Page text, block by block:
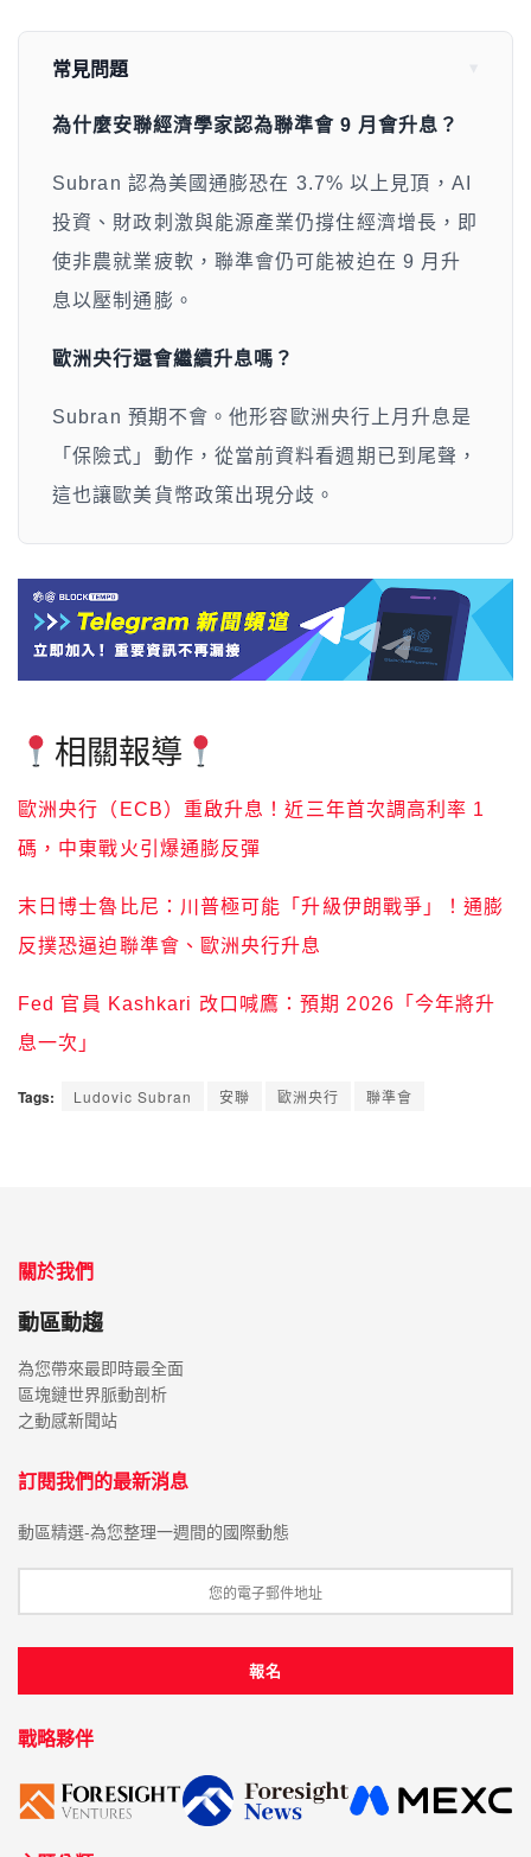
常見問題
為什麼安聯經濟學家認為聯準會 9 月會升息？
Subran 認為美國通膨恐在 3.7% 以上見頂，AI
投資、財政刺激與能源產業仍撐住經濟增長，即
使非農就業疲軟，聯準會仍可能被迫在 9 月升
息以壓制通膨。
歐洲央行還會繼續升息嗎？
Subran 預期不會。他形容歐洲央行上月升息是
「保險式」動作，從當前資料看週期已到尾聲，
這也讓歐美貨幣政策出現分歧。
相關報導
歐洲央行（ECB）重啟升息！近三年首次調高利率 1
碼，中東戰火引爆通膨反彈
末日博士魯比尼：川普極可能「升級伊朗戰爭」！通膨
反撲恐逼迫聯準會、歐洲央行升息
Fed 官員 Kashkari 改口喊鷹：預期 2026「今年將升
息一次」
Tags: Ludovic Subran 安聯 歐洲央行 聯準會
關於我們
動區動趨
為您帶來最即時最全面
區塊鏈世界脈動剖析
之動感新聞站
訂閱我們的最新消息
動區精選-為您整理一週間的國際動態
戰略夥伴